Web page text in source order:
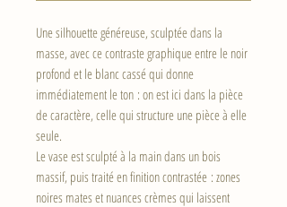
Une silhouette généreuse, sculptée dans la
masse, avec ce contraste graphique entre le noir
profond et le blanc cassé qui donne
immédiatement le ton : on est ici dans la pièce
de caractère, celle qui structure une pièce à elle
seule.
Le vase est sculpté à la main dans un bois
massif, puis traité en finition contrastée : zones
noires mates et nuances crèmes qui laissent